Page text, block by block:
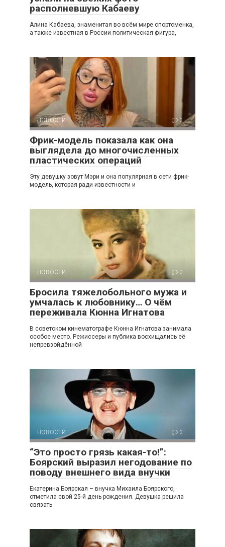
располневшую Кабаеву
Алина Кабаева, знаменитая во всём мире спортсменка,
а также известная в России политическая фигура,
НОВОСТИ 0
Фрик-модель показала как она
выглядела до многочисленных
пластических операций
Эту девушку зовут Мэри и она популярная в сети фрик-
модель, которая ради известности и
НОВОСТИ 0
Бросила тяжелобольного мужа и
умчалась к любовнику… О чём
переживала Кюнна Игнатова
В советском кинематографе Кюнна Игнатова занимала
особое место. Режиссеры и публика восхищались её
непревзойдённой
НОВОСТИ 0
“Это просто грязь какая-то!”:
Боярский выразил негодование по
поводу внешнего вида внучки
Екатерина Боярская – внучка Михаила Боярского,
отметила свой 25-й день рождения. Девушка решила
связать